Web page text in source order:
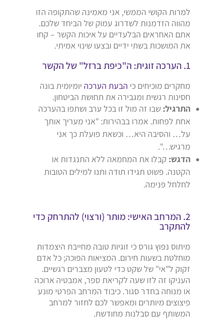
למרות הקושי הממשי, אני מאמינה שהתקופה הזו
מהווה הזדמנות לשדרוג עמוק של הביחד שלכם.
אתם האחראים הבלעדיים על איכות הקשר – קחו
את המושכות בשתי ידיים ובצעו שינוי אמיתי.
1. הערכה זוגית: ה"כיפת ברזל" של הקשר
מחקרים מוכיחים כי הבעת הערכה יומיומית בונה
חסינות רגשית ומגבירה את תחושת הביטחון.
התרגיל: שבו זה מול זו בכל ערב ושתפו בהערכה
אחת לפחות. אמרו בבהירות: "אני מעריך אותך
על… והסיבה היא… וכשאת פועלת כך אני
מרגיש…".
הדגש: קבלו את המחמאה ללא התנגדות או
הקטנה. פשוט תגידו תודה ותנו למילים הטובות
לחלחל פנימה.
2. המרחב האישי: מותר (ורצוי) להתרחק כדי
להתקרב
מיתוס נפוץ גורס כי זוגיות טובה מחייבת היצמדות
מוחלטת בשעות חירום. המציאות הפוכה; כל אדם
זקוק ל"אי" של שקט כדי לטעון מצברים רגשיים.
העניקו זה לזו שעה לקריאת ספר, אמבטיה ארוכה
או מנוחה בחדר סגור. כיבוד המרחב הפרטי מונע
פיצוצים מיותרים ומאפשר לכם לחזור למרחב
המשותף עם סבלנות מחודשת.